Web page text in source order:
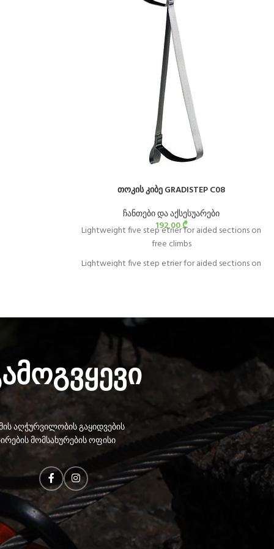
თოკის კიბე GRADISTEP C08
ჩანთები და აქსესუარები
192,00₾
Lightweight five step etrier for aided sections on
free climbs
Lightweight five step etrier for aided sections on
აღჭურვილობის გაყიდვების
მომსახურების ოფისი